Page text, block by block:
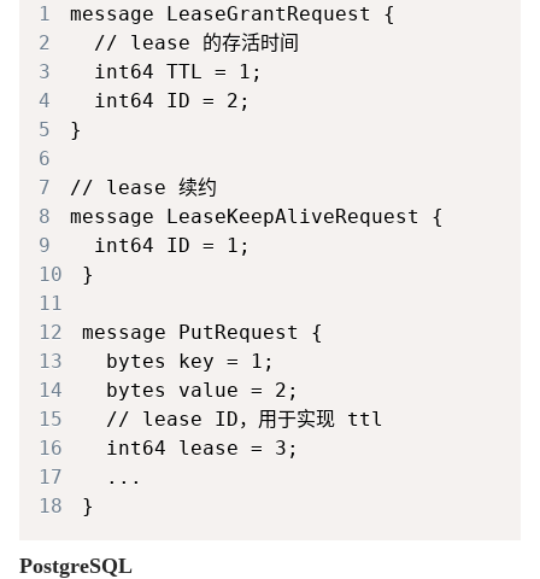
1
2
3
4
5
6
7
8
9
10
11
12
13
14
15
16
17
18
PostgreSQL